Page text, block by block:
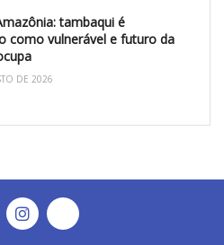
tambaqui é
como vulnerável e futuro da
DE 2026